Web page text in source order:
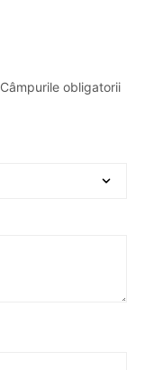
Câmpurile obligatorii